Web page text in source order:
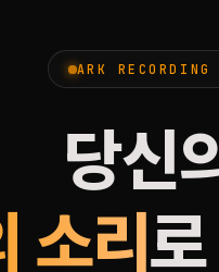
ARK
당신
소리